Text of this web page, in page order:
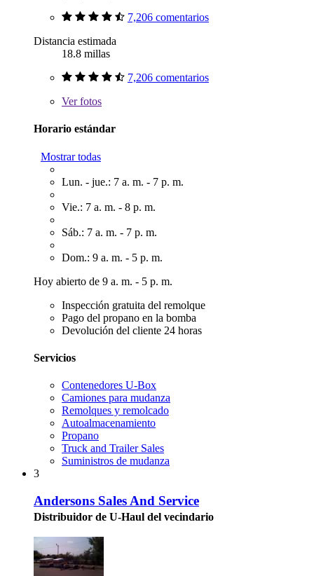
7,206 comentarios
Distancia estimada
18.8 millas
7,206 comentarios
Verfotos
Horario estándar
Mostrar todas
Lun. - jue.: 7 a. m. - 7 p. m.
Vie.: 7 a. m. - 8 p. m.
Sáb.: 7 a. m. - 7 p. m.
Dom.: 9 a. m. - 5 p. m.
Hoy abierto de 9 a. m. - 5 p. m.
Inspección gratuita del remolque
Pago del propano en la bomba
Devolución del cliente 24 horas
Servicios
Contenedores U-Box
Camiones para mudanza
Remolques y remolcado
Autoalmacenamiento
Propano
Truck and Trailer Sales
Suministros de mudanza
3
Andersons Sales And Service
Distribuidor de U-Haul del vecindario